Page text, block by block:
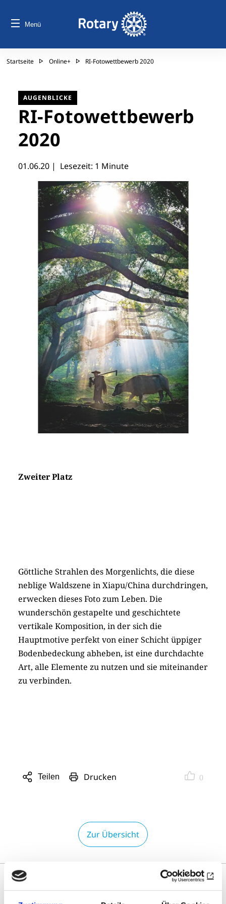
Menü
Startseite Online+ RI-Fotowettbewerb 2020
AUGENBLICKE
RI-Fotowettbewerb
2020
01.06.20 | Lesezeit: 1 Minute
Zweiter Platz
Göttliche Strahlen des Morgenlichts, die diese
neblige Waldszene in Xiapu/China durchdringen,
erwecken dieses Foto zum Leben. Die
wunderschön gestapelte und geschichtete
vertikale Komposition, in der sich die
Hauptmotive perfekt von einer Schicht üppiger
Bodenbedeckung abheben, ist eine durchdachte
Art, alle Elemente zu nutzen und sie miteinander
zu verbinden.
Teilen
Sharing
Drucken 0
Zur Übersicht
DAS KÖNNTE SIE AUCH
INTERESSIEREN